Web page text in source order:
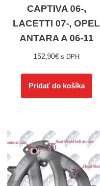
CAPTIVA 06-,
LACETTI 07-, OPEL
ANTARA A 06-11
152,90€ s DPH
Pridať do košíka